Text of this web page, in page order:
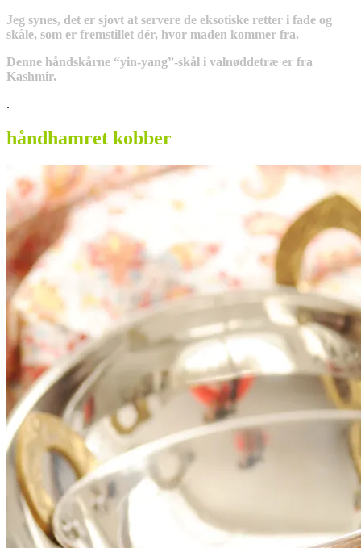
Jeg synes, det er sjovt at servere de eksotiske retter i fade og
skåle, som er fremstillet dér, hvor maden kommer fra.
Denne håndskårne “yin-yang”-skål i valnøddetræ er fra
Kashmir.
.
håndhamret kobber